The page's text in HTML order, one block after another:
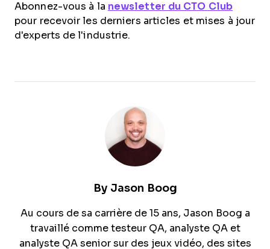
Abonnez-vous à la newsletter du CTO Club
pour recevoir les derniers articles et mises à jour
d'experts de l'industrie.
By Jason Boog
Au cours de sa carrière de 15 ans, Jason Boog a
travaillé comme testeur QA, analyste QA et
analyste QA senior sur des jeux vidéo, des sites